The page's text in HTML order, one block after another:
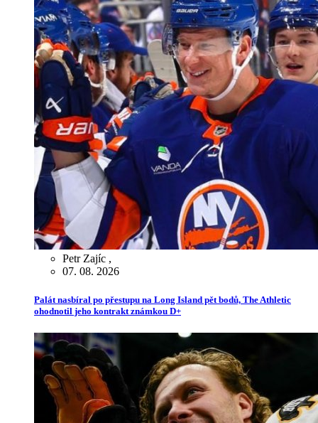
Petr Zajíc ,
07. 08. 2026
Palát nasbíral po přestupu na Long Island pět bodů, The Athletic
ohodnotil jeho kontrakt známkou D+